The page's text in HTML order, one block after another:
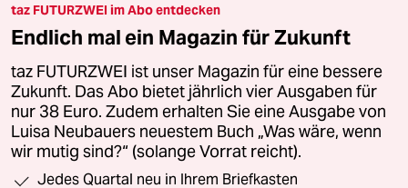
taz FUTURZWEI im Abo entdecken
Endlich mal ein Magazin für Zukunft
taz FUTURZWEI ist unser Magazin für eine bessere
Zukunft. Das Abo bietet jährlich vier Ausgaben für
nur 38 Euro. Zudem erhalten Sie eine Ausgabe von
Luisa Neubauers neuestem Buch „Was wäre, wenn
wir mutig sind?“ (solange Vorrat reicht).
Jedes Quartal neu in Ihrem Briefkasten